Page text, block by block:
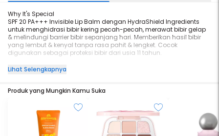
Why It's Special
SPF 20 PA+++ Invisible Lip Balm dengan HydraShield Ingredients
untuk menghidrasi bibir kering pecah-pecah, merawat bibir gelap
& melindungi barrier bibir sepanjang hari. Memberikan hasil bibir
yang lembut & kenyal tanpa rasa pahit & lengket. Cocok
digunakan sebagai proteksi bibir dari usia 11 tahun.
BPOM NA18241301854
Lihat Selengkapnya
Produk yang Mungkin Kamu Suka